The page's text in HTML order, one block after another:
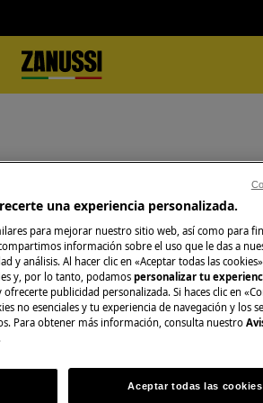
cuando
o bajas o
O consulta la
Consulta en
distintos
ellos se adapta
una experiencia personalizada.
para mejorar nuestro sitio web, así como para
información sobre el uso que le das a
y análisis. Al hacer clic en «Aceptar todas las
y, por lo tanto, podamos personalizar tu
ofrecerte publicidad personalizada. Si haces clic en
no esenciales y tu experiencia de navegación y los
Para obtener más información, consulta nuestro
.
Aceptar todas las cookies